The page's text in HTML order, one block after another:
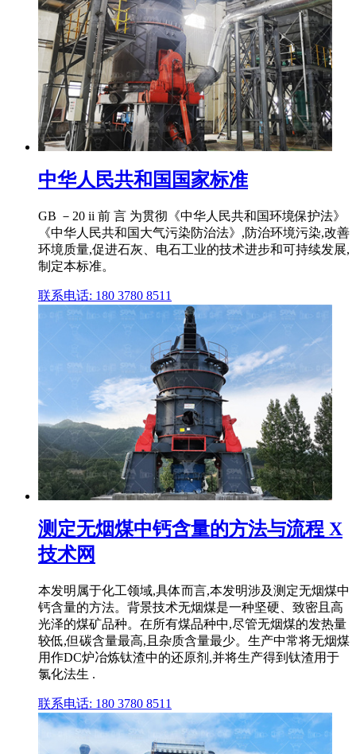
中华人民共和国国家标准
GB －20 ii 前 言 为贯彻《中华人民共和国环境保护法》
《中华人民共和国大气污染防治法》,防治环境污染,改善
环境质量,促进石灰、电石工业的技术进步和可持续发展,
制定本标准。
联系电话: 180 3780 8511
测定无烟煤中钙含量的方法与流程 X
技术网
本发明属于化工领域,具体而言,本发明涉及测定无烟煤中
钙含量的方法。背景技术无烟煤是一种坚硬、致密且高
光泽的煤矿品种。在所有煤品种中,尽管无烟煤的发热量
较低,但碳含量最高,且杂质含量最少。生产中常将无烟煤
用作DC炉冶炼钛渣中的还原剂,并将生产得到钛渣用于
氯化法生 .
联系电话: 180 3780 8511